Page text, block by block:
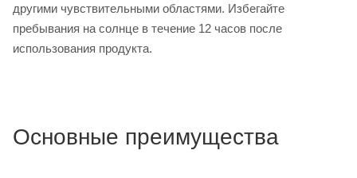
другими чувствительными областями. Избегайте
пребывания на солнце в течение 12 часов после
использования продукта.
Основные преимущества